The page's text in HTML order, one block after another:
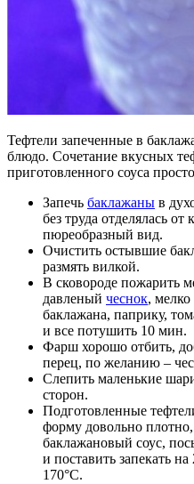
Тефтели запеченные в
блюдо. Сочетание вкусных
приготовленного соуса
Запечь баклажаны в
без труда отделялась
пюреобразный вид.
Очистить остывшие
размять вилкой.
В сковороде пожарить
давленый чеснок,
баклажана, паприку,
и все потушить 10 мин.
Фарш хорошо отбить,
перец, по желанию –
Слепить маленькие
сторон.
Подготовленные
форму довольно
баклажановый соус,
и поставить запекать
170°С.